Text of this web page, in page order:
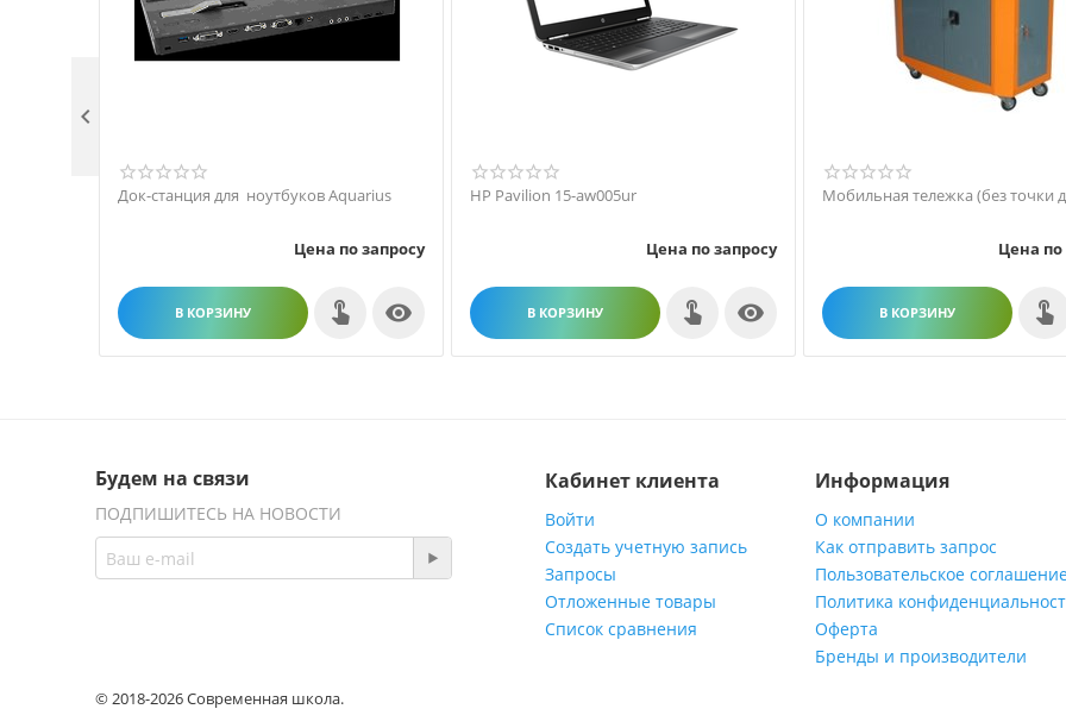
Док-станция для ноутбуков Aquarius
Цена по запросу
В КОРЗИНУ 
HP Pavilion 15-aw005ur
Цена по запросу
В КОРЗИНУ 
Мобильная тележка (без точки
Цена по
В КОРЗИНУ

Будем на связи
ПОДПИШИТЕСЬ НА НОВОСТИ
Кабинет клиента
Войти
Создать учетную запись
Запросы
Отложенные товары
Список сравнения
Информация
О компании
Как отправить запрос
Пользовательское
Политика
Оферта
Бренды и производители
© 2018-2026 Современная школа.